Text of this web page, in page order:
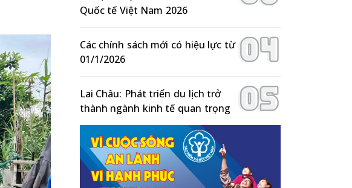
Quốc tế Việt Nam 2026
Các chính sách mới có hiệu lực từ
01/1/2026
Lai Châu: Phát triển du lịch trở
thành ngành kinh tế quan trọng